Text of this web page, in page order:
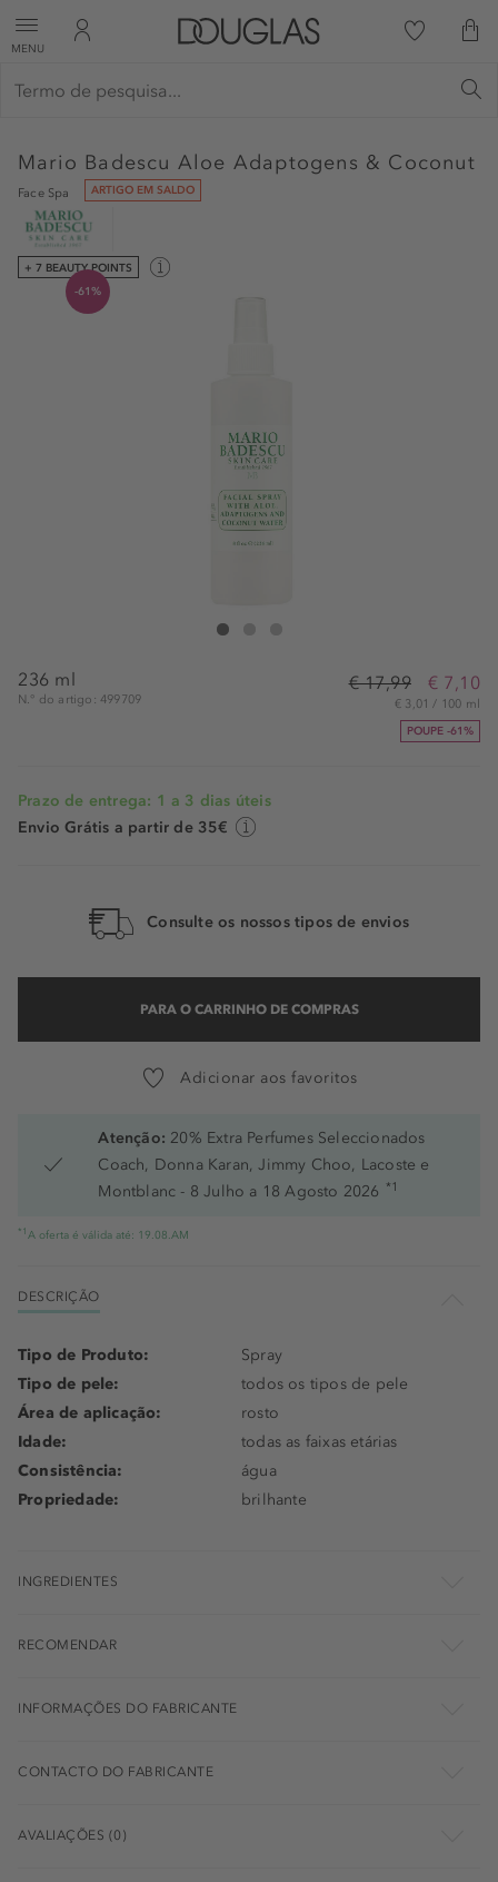
MENU
Mario Badescu Aloe Adaptogens & Coconut
Face Spa ARTIGO EM SALDO
+ 7 BEAUTY POINTS
-61%
Mario Badescu Aloe Adaptogens & Coconut
236 ml
N.° do artigo: 499709
€ 17,99 € 7,10
€ 3,01 / 100 ml
POUPE -61%
Prazo de entrega: 1 a 3 dias úteis
Envio Grátis a partir de 35€
Consulte os nossos tipos de envios
PARA O CARRINHO DE COMPRAS
Adicionar aos favoritos
Atenção: 20% Extra Perfumes Seleccionados
Coach, Donna Karan, Jimmy Choo, Lacoste e
Montblanc - 8 Julho a 18 Agosto 2026 *1
*1 A oferta é válida até: 19.08.AM
DESCRIÇÃO
Tipo de Produto:
Spray
Tipo de pele:
todos os tipos de pele
Área de aplicação:
rosto
Idade:
todas as faixas etárias
Consistência:
água
Propriedade:
brilhante
INGREDIENTES
RECOMENDAR
INFORMAÇÕES DO FABRICANTE
CONTACTO DO FABRICANTE
AVALIAÇÕES (0)